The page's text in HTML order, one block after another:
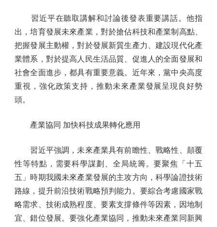
習近平在聽取講解和討論後發表重要講話。他指
出，培育發展未來產業，對於搶佔科技和產業制高點、
把握發展主動權，對於發展新質生產力、建設現代化產
業體系，對於提高人民生活品質、促進人的全面發展和
社會全面進步，都具有重要意義。近年來，黨中央高度
重視，強化政策支持，推動未來產業發展呈現良好勢
頭。
產業協同 加快科技成果轉化應用
習近平強調，未來產業具有前瞻性、戰略性、顛覆
性等特點，需要科學謀劃、全局統籌。要聚焦「十五
五」時期我國未來產業發展的主攻方向，科學論證技術
路線，提升前沿技術戰略預判能力。要綜合考慮國家戰
略需求、技術成熟程度、要素支撐條件等因素，因地制
宜、錯位發展。要強化產業協同，推動未來產業同新興